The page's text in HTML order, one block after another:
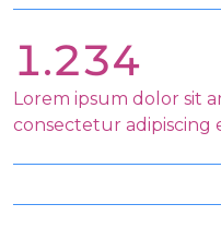
1.234
Lorem ipsum dolor sit
consectetur adipiscing